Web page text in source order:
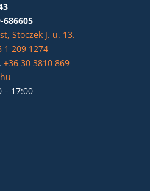
686605
Stoczek J. u. 13.
1 209 1274
+36 30 3810 869
– 17:00